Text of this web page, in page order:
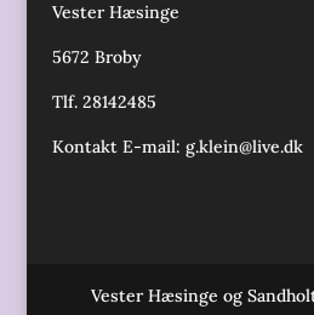
Vester Hæsinge
5672 Broby
Tlf. 28142485
Kontakt E-mail: g.klein@live.dk
Vester Hæsinge og